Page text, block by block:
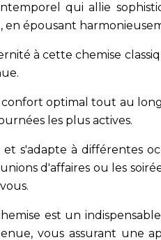
qui allie
épousant
à cette chemise
optimal tout au
les plus actives.
s'adapte à différentes
d'affaires ou les
est un
vous assurant une